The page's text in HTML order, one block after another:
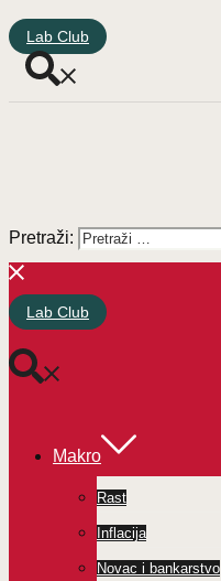
Lab Club
Pretraži:
Lab Club
Makro
Rast
Inflacija
Novac i bankarstvo